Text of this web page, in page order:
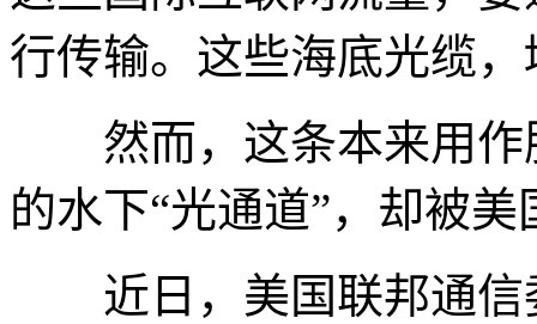
行传输。这些海底光缆
然而，这条本来用作
的水下“光通道”，却被
近日，美国联邦通信